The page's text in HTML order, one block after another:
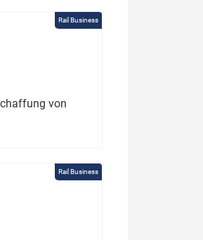
Rail Business
von
Rail Business